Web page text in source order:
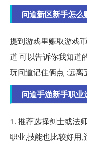
问道新区新手怎
提到游戏里赚取游戏
道 可以告诉你我知道
玩问道记住俩点 :远离
问道手游新手职业
1. 推荐选择剑士或法
职业,技能也比较好用